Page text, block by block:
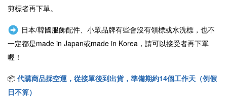
剪標者再下單。
日本/韓國服飾配件、小眾品牌有些會沒有領標或水洗標，也不
一定都是made in Japan或made in Korea，請可以接受者再下單
喔！
📦 代購商品採空運，從接單後到出貨，準備期約14個工作天（例假
日不算）